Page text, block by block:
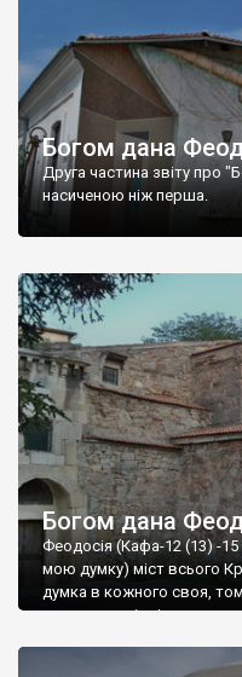
Богом дана
Друга частина звіту про
насиченою ніж перша.
Богом дана
Феодосія (Кафа-12 (13) -15
мою думку) міст всього
думка в кожного своя,
запрошую відвідати це